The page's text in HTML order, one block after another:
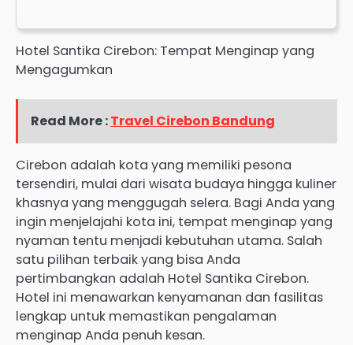
Hotel Santika Cirebon: Tempat Menginap yang
Mengagumkan
Read More :Travel Cirebon Bandung
Cirebon adalah kota yang memiliki pesona
tersendiri, mulai dari wisata budaya hingga kuliner
khasnya yang menggugah selera. Bagi Anda yang
ingin menjelajahi kota ini, tempat menginap yang
nyaman tentu menjadi kebutuhan utama. Salah
satu pilihan terbaik yang bisa Anda
pertimbangkan adalah Hotel Santika Cirebon.
Hotel ini menawarkan kenyamanan dan fasilitas
lengkap untuk memastikan pengalaman
menginap Anda penuh kesan.